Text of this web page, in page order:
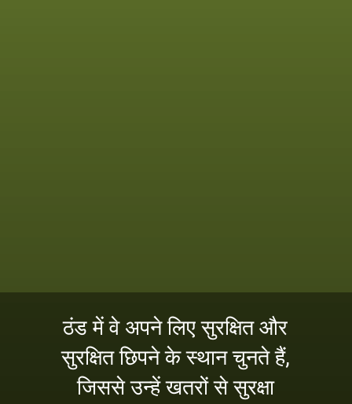
ठंड में वे अपने लिए सुरक्षित और
सुरक्षित छिपने के स्थान चुनते हैं,
जिससे उन्हें खतरों से सुरक्षा